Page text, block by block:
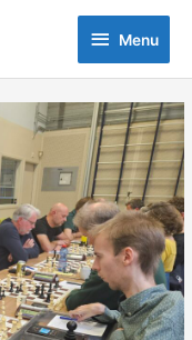
Menu
Menu